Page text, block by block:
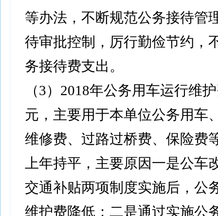
等办法，不断规范公务接待管
待审批控制，厉行勤俭节约，
务接待费支出。
（3）2018年公务用车运行维
元，主要用于本单位公务用车
维修费、过路过桥费、保险费
上年持平，主要原因一是公车
交通补贴两项制度实施后，公
维护费降低；二是通过实施公